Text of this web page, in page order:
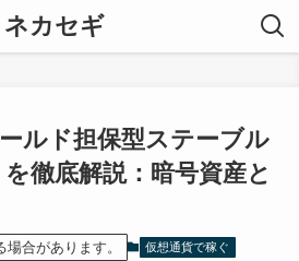
ネカセギ
ールド担保型ステーブル
徹底解説：暗号資産と
合があります。 仮想通貨で稼ぐ